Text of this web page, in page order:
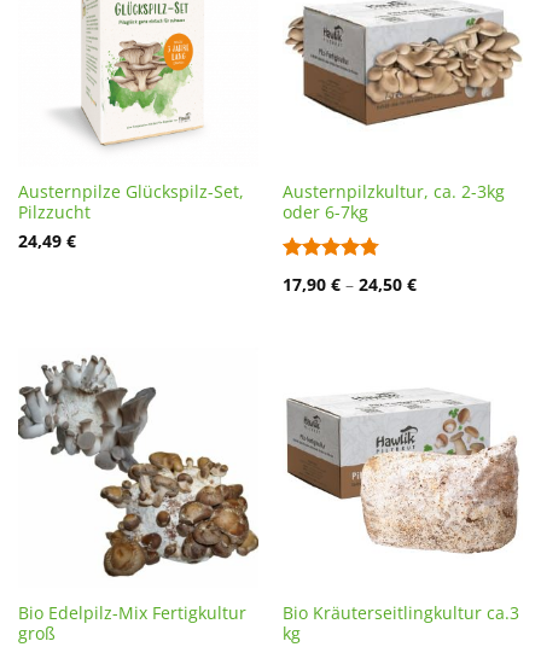
Austernpilze Glückspilz-Set,
Pilzzucht
24,49 €
Austernpilzkultur, ca. 2-3kg
oder 6-7kg
Bewertet
mit4.78
17,90 €– 24,50 €
Bio Edelpilz-Mix Fertigkultur
groß
Bio Kräuterseitlingkultur ca.3
kg